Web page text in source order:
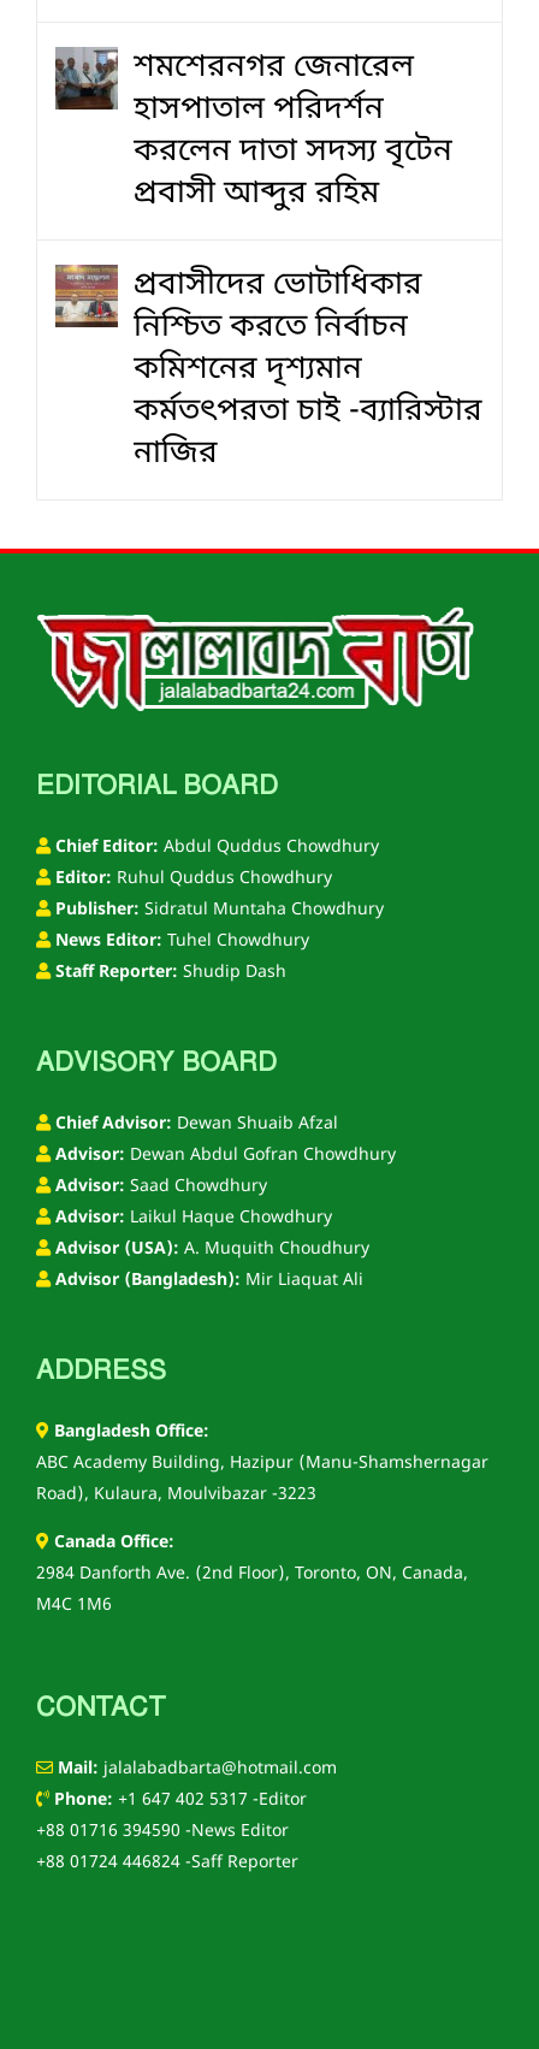
শমশেরনগর জেনারেল
হাসপাতাল পরিদর্শন
করলেন দাতা সদস্য বৃটেন
প্রবাসী আব্দুর রহিম
প্রবাসীদের ভোটাধিকার
নিশ্চিত করতে নির্বাচন
কমিশনের দৃশ‍্যমান
কর্মতৎপরতা চাই -ব্যারিস্টার
নাজির
EDITORIAL BOARD
Chief Editor: Abdul Quddus Chowdhury
Editor: Ruhul Quddus Chowdhury
Publisher: Sidratul Muntaha Chowdhury
News Editor: Tuhel Chowdhury
Staff Reporter: Shudip Dash
ADVISORY BOARD
Chief Advisor: Dewan Shuaib Afzal
Advisor: Dewan Abdul Gofran Chowdhury
Advisor: Saad Chowdhury
Advisor: Laikul Haque Chowdhury
Advisor (USA): A. Muquith Choudhury
Advisor (Bangladesh): Mir Liaquat Ali
ADDRESS
Bangladesh Office:
ABC Academy Building, Hazipur (Manu-Shamshernagar
Road), Kulaura, Moulvibazar -3223
Canada Office:
2984 Danforth Ave. (2nd Floor), Toronto, ON, Canada,
M4C 1M6
CONTACT
Mail: jalalabadbarta@hotmail.com
Phone: +1 647 402 5317 -Editor
+88 01716 394590 -News Editor
+88 01724 446824 -Saff Reporter